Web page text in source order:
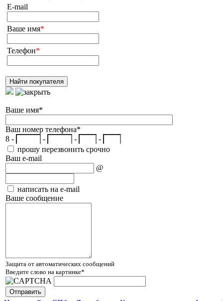
E-mail
Ваше имя*
Телефон*
Ваше имя*
Ваш номер телефона*
8 -
- -
-
прошу перезвонить срочно
Ваш e-mail
@
написать на e-mail
Ваше сообщение
Защита от автоматических сообщений
Введите слово на картинке*